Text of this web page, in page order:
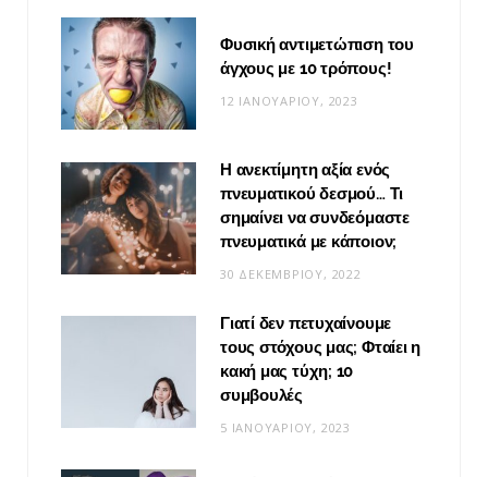
Φυσική αντιμετώπιση του
άγχους με 10 τρόπους!
12 ΙΑΝΟΥΑΡΊΟΥ, 2023
Η ανεκτίμητη αξία ενός
πνευματικού δεσμού… Τι
σημαίνει να συνδεόμαστε
πνευματικά με κάποιον;
30 ΔΕΚΕΜΒΡΊΟΥ, 2022
Γιατί δεν πετυχαίνουμε
τους στόχους μας; Φταίει η
κακή μας τύχη; 10
συμβουλές
5 ΙΑΝΟΥΑΡΊΟΥ, 2023